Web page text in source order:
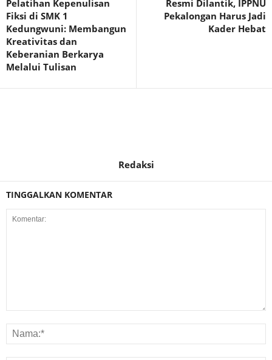
Pelatihan Kepenulisan
Fiksi di SMK 1
Kedungwuni: Membangun
Kreativitas dan
Keberanian Berkarya
Melalui Tulisan
Resmi Dilantik, IPPNU
Pekalongan Harus Jadi
Kader Hebat
Redaksi
TINGGALKAN KOMENTAR